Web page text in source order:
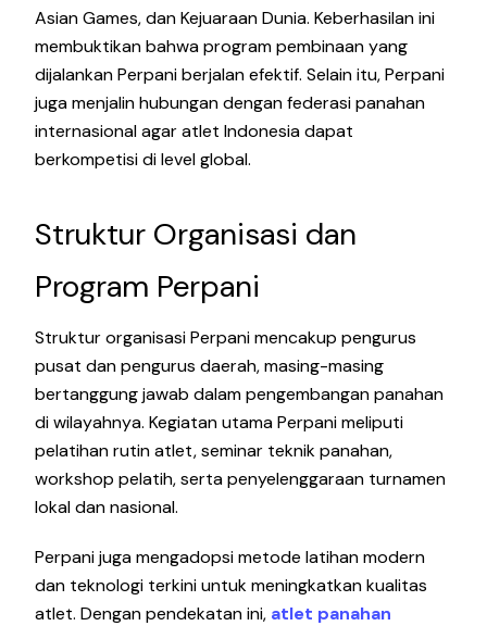
Asian Games, dan Kejuaraan Dunia. Keberhasilan ini
membuktikan bahwa program pembinaan yang
dijalankan Perpani berjalan efektif. Selain itu, Perpani
juga menjalin hubungan dengan federasi panahan
internasional agar atlet Indonesia dapat
berkompetisi di level global.
Struktur Organisasi dan
Program Perpani
Struktur organisasi Perpani mencakup pengurus
pusat dan pengurus daerah, masing-masing
bertanggung jawab dalam pengembangan panahan
di wilayahnya. Kegiatan utama Perpani meliputi
pelatihan rutin atlet, seminar teknik panahan,
workshop pelatih, serta penyelenggaraan turnamen
lokal dan nasional.
Perpani juga mengadopsi metode latihan modern
dan teknologi terkini untuk meningkatkan kualitas
atlet. Dengan pendekatan ini, atlet panahan